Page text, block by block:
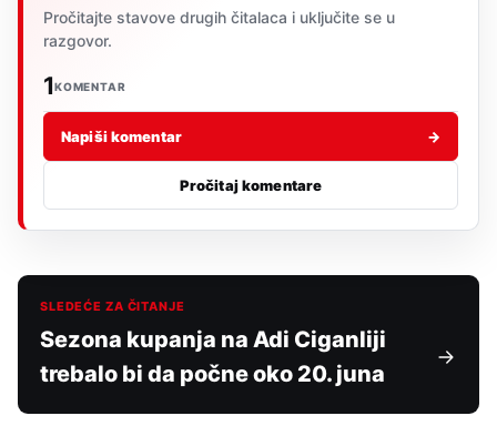
Pročitajte stavove drugih čitalaca i uključite se u
razgovor.
1KOMENTAR
Napiši komentar →
Pročitaj komentare
SLEDEĆE ZA ČITANJE
Sezona kupanja na Adi Ciganliji
trebalo bi da počne oko 20. juna